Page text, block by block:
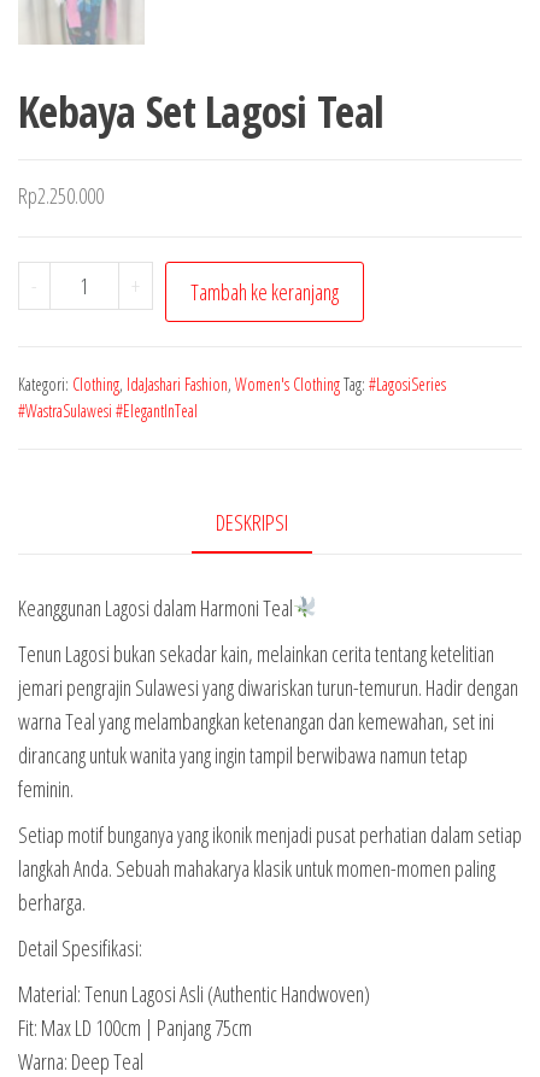
Kebaya Set Lagosi Teal
Rp2.250.000
-
Kuantitas
Kebaya
Lagosi
Teal
+ Tambah ke keranjang
Kategori: Clothing, IdaJashari Fashion, Women's ClothingTag: #LagosiSeries
#WastraSulawesi #ElegantInTeal
DESKRIPSI
Keanggunan Lagosi dalam Harmoni Teal
Tenun Lagosi bukan sekadar kain, melainkan cerita tentang ketelitian
jemari pengrajin Sulawesi yang diwariskan turun-temurun. Hadir dengan
warna Teal yang melambangkan ketenangan dan kemewahan, set ini
dirancang untuk wanita yang ingin tampil berwibawa namun tetap
feminin.
Setiap motif bunganya yang ikonik menjadi pusat perhatian dalam setiap
langkah Anda. Sebuah mahakarya klasik untuk momen-momen paling
berharga.
Detail Spesifikasi:
Material: Tenun Lagosi Asli (Authentic Handwoven)
Fit: Max LD 100cm | Panjang 75cm
Warna: Deep Teal